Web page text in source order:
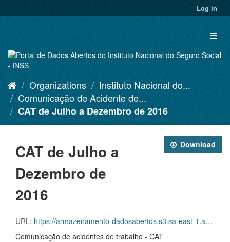
to
Log in
Organizations
Instituto Nacional do...
Comunicação de Acidente de...
CAT de Julho a Dezembro de 2016
Download
CAT de Julho a
Dezembro de
2016
URL: https://armazenamento-dadosabertos.s3.sa-east-1.amazonaws.com/PDA_2023_2025/Grupos_de_dados/Comunica%C3%A7%C3%B5es+de+Acidente+de+Trabalho+%E2%80%93+CAT/CATS+EMITIDAS_JULHO+A+DEZEMBRO_2016.xlsx
Comunicação de acidentes de trabalho - CAT